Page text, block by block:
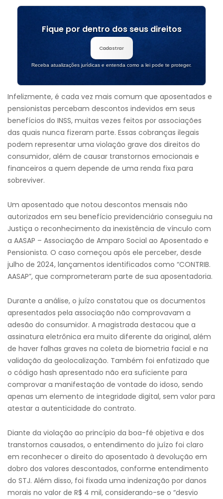
Fique por dentro dos seus direitos
Cadastrar
Receba atualizações jurídicas e entenda como a lei pode te proteger.
Infelizmente, é cada vez mais comum que aposentados e
pensionistas percebam descontos indevidos em seus
benefícios do INSS, muitas vezes feitos por associações
das quais nunca fizeram parte. Essas cobranças ilegais
podem representar uma violação grave dos direitos do
consumidor, além de causar transtornos emocionais e
financeiros a quem depende de uma renda fixa para
sobreviver.
Um aposentado que notou descontos mensais não
autorizados em seu benefício previdenciário conseguiu na
Justiça o reconhecimento da inexistência de vínculo com
a AASAP – Associação de Amparo Social ao Aposentado e
Pensionista. O caso começou após ele perceber, desde
julho de 2024, lançamentos identificados como “CONTRIB.
AASAP”, que comprometeram parte de sua aposentadoria.
Durante a análise, o juízo constatou que os documentos
apresentados pela associação não comprovavam a
adesão do consumidor. A magistrada destacou que a
assinatura eletrônica era muito diferente da original, além
de haver falhas graves na coleta de biometria facial e na
validação da geolocalização. Também foi enfatizado que
o código hash apresentado não era suficiente para
comprovar a manifestação de vontade do idoso, sendo
apenas um elemento de integridade digital, sem valor para
atestar a autenticidade do contrato.
Diante da violação ao princípio da boa-fé objetiva e dos
transtornos causados, o entendimento do juízo foi claro
em reconhecer o direito do aposentado à devolução em
dobro dos valores descontados, conforme entendimento
do STJ. Além disso, foi fixada uma indenização por danos
morais no valor de R$ 4 mil, considerando-se o “desvio